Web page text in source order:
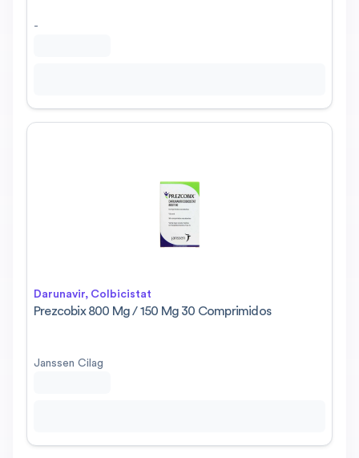
-
Darunavir, Colbicistat
Prezcobix 800 Mg / 150 Mg 30 Comprimidos
Janssen Cilag